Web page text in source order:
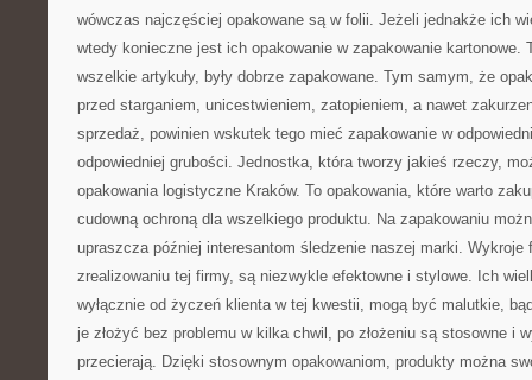
wówczas najczęściej opakowane są w folii. Jeżeli jednakże ich
wtedy konieczne jest ich opakowanie w zapakowanie kartonowe.
wszelkie artykuły, były dobrze zapakowane. Tym samym, że
przed starganiem, unicestwieniem, zatopieniem, a nawet
sprzedaż, powinien wskutek tego mieć zapakowanie w
odpowiedniej grubości. Jednostka, która tworzy jakieś rzeczy,
opakowania logistyczne Kraków. To opakowania, które warto
cudowną ochroną dla wszelkiego produktu. Na zapakowaniu
upraszcza później interesantom śledzenie naszej marki. Wykroje
zrealizowaniu tej firmy, są niezwykle efektowne i stylowe. Ich
wyłącznie od życzeń klienta w tej kwestii, mogą być malutkie,
je złożyć bez problemu w kilka chwil, po złożeniu są stosowne i
przecierają. Dzięki stosownym opakowaniom, produkty można